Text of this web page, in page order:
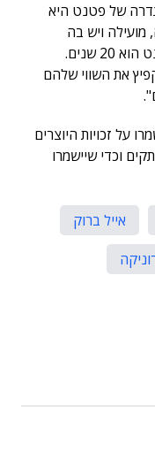
של פטנט היא
ויש בה
התפתחות משמעותית. התוקף של כל פטנט הוא 20 שנים.
את השווי שלהם
על זכויות היוצרים
וכדי שיישמרו
אייל ברוק